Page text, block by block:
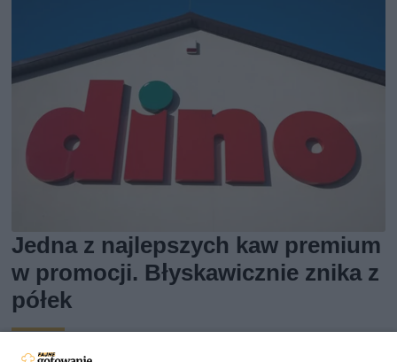
Jedna z najlepszych kaw premium
w promocji. Błyskawicznie znika z
półek
Lavazza Qualità Oro w atrakcyjnej promocji w Dino.